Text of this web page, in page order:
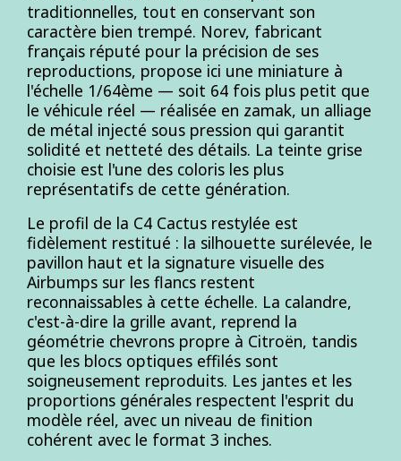
traditionnelles, tout en conservant son
caractère bien trempé. Norev, fabricant
français réputé pour la précision de ses
reproductions, propose ici une miniature à
l'échelle 1/64ème — soit 64 fois plus petit que
le véhicule réel — réalisée en zamak, un alliage
de métal injecté sous pression qui garantit
solidité et netteté des détails. La teinte grise
choisie est l'une des coloris les plus
représentatifs de cette génération.
Le profil de la C4 Cactus restylée est
fidèlement restitué : la silhouette surélevée, le
pavillon haut et la signature visuelle des
Airbumps sur les flancs restent
reconnaissables à cette échelle. La calandre,
c'est-à-dire la grille avant, reprend la
géométrie chevrons propre à Citroën, tandis
que les blocs optiques effilés sont
soigneusement reproduits. Les jantes et les
proportions générales respectent l'esprit du
modèle réel, avec un niveau de finition
cohérent avec le format 3 inches.